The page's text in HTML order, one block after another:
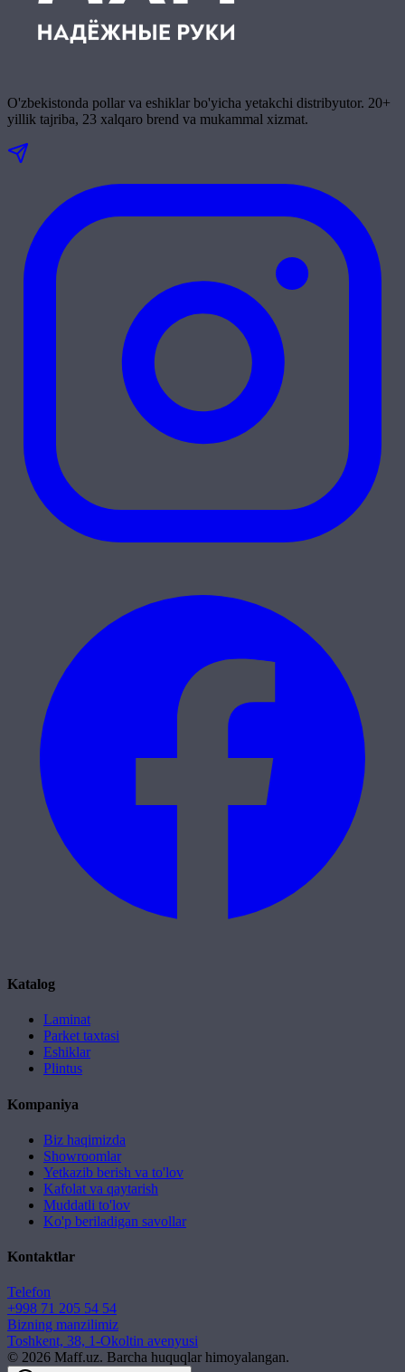
O'zbekistonda pollar va eshiklar bo'yicha yetakchi distribyutor. 20+
yillik tajriba, 23 xalqaro brend va mukammal xizmat.
Katalog
Laminat
Parket taxtasi
Eshiklar
Plintus
Kompaniya
Biz haqimizda
Showroomlar
Yetkazib berish va to'lov
Kafolat va qaytarish
Muddatli to'lov
Ko'p beriladigan savollar
Kontaktlar
Telefon
+998 71 205 54 54
Bizning manzilimiz
Toshkent, 38, 1-Okoltin avenyusi
© 2026 Maff.uz. Barcha huquqlar himoyalangan.